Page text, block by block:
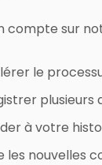
compte sur
le
plusieurs
à votre
les nouvelles